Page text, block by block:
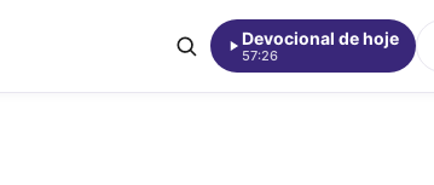
Devocional de hoje
57:26